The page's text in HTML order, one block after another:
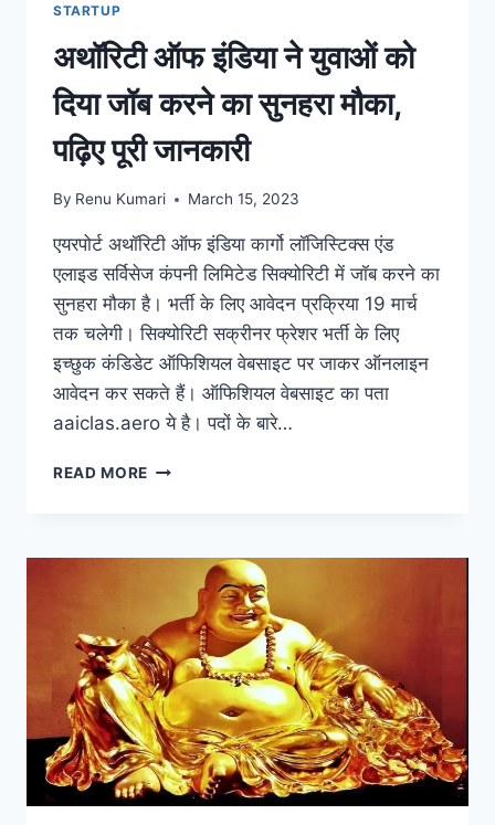
STARTUP
अथॉरिटी ऑफ इंडिया ने युवाओं को
दिया जॉब करने का सुनहरा मौका,
पढ़िए पूरी जानकारी
By Renu Kumari March 15, 2023
एयरपोर्ट अथॉरिटी ऑफ इंडिया कार्गो लॉजिस्टिक्स एंड
एलाइड सर्विसेज कंपनी लिमिटेड सिक्योरिटी में जॉब करने का
सुनहरा मौका है। भर्ती के लिए आवेदन प्रक्रिया 19 मार्च
तक चलेगी। सिक्योरिटी सक्रीनर फ्रेशर भर्ती के लिए
इच्छुक कंडिडेट ऑफिशियल वेबसाइट पर जाकर ऑनलाइन
आवेदन कर सकते हैं। ऑफिशियल वेबसाइट का पता
aaiclas.aero ये है। पदों के बारे…
READ MORE अथॉरिटी
युवाओं
जॉब
करने
का
सुनहरा
मौका,
पढ़िए
पूरी
जानकारी